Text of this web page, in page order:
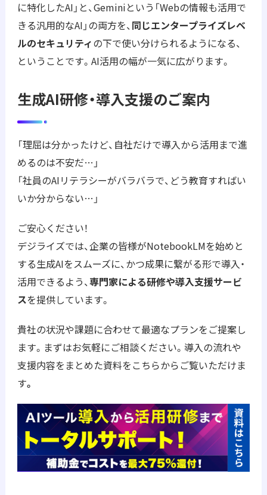
に特化したAI」と、Geminiという「Webの情報も活用で
きる汎用的なAI」の両方を、同じエンタープライズレベ
ルのセキュリティの下で使い分けられるようになる、
ということです。AI活用の幅が一気に広がります。
生成AI研修・導入支援のご案内
「理屈は分かったけど、自社だけで導入から活用まで進
めるのは不安だ…」
「社員のAIリテラシーがバラバラで、どう教育すればい
いか分からない…」
ご安心ください！
デジライズでは、企業の皆様がNotebookLMを始めと
する生成AIをスムーズに、かつ成果に繋がる形で導入・
活用できるよう、専門家による研修や導入支援サービ
スを提供しています。
貴社の状況や課題に合わせて最適なプランをご提案し
ます。まずはお気軽にご相談ください。導入の流れや
支援内容をまとめた資料をこちらからご覧いただけま
す。